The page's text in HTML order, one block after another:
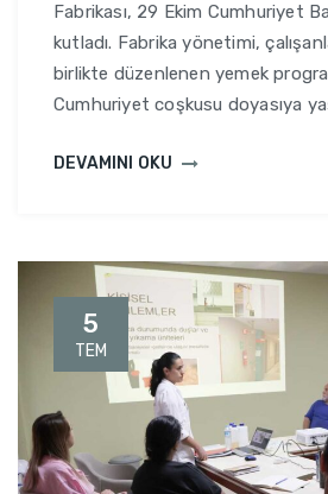
Fabrikası, 29 Ekim Cumhuriyet
kutladı. Fabrika yönetimi,
birlikte düzenlenen yemek
Cumhuriyet coşkusu doyasıya
DEVAMINI OKU
5
TEM